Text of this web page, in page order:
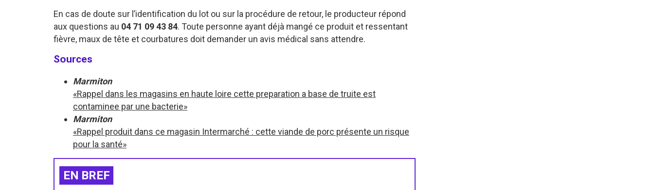
En cas de doute sur l’identification du lot ou sur la procédure de retour, le producteur répond
aux questions au 04 71 09 43 84. Toute personne ayant déjà mangé ce produit et ressentant
fièvre, maux de tête et courbatures doit demander un avis médical sans attendre.
Sources
Marmiton
«Rappel dans les magasins en haute loire cette preparation a base de truite est
contaminee par une bacterie»
Marmiton
«Rappel produit dans ce magasin Intermarché : cette viande de porc présente un risque
pour la santé»
EN BREF